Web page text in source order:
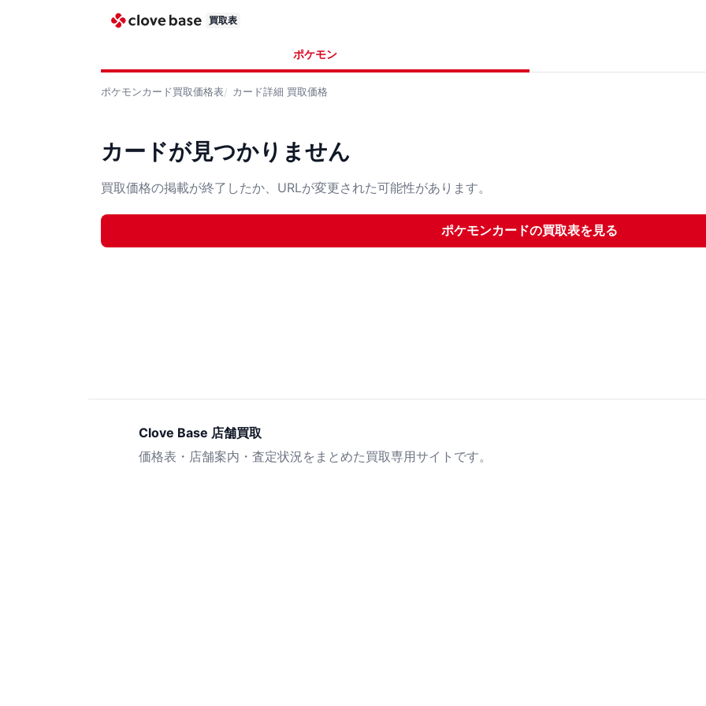
買取表
ポケモン
ポケモンカード買取価格表 カード詳細 買取価格
カードが見つかりません
買取価格の掲載が終了したか、URLが変更された可能性があります。
ポケモンカードの買取表を見る
Clove Base 店舗買取
価格表・店舗案内・査定状況をまとめた買取専用サイトです。